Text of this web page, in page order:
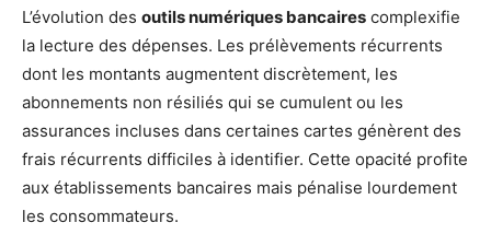
L’évolution des outils numériques bancaires complexifie
la lecture des dépenses. Les prélèvements récurrents
dont les montants augmentent discrètement, les
abonnements non résiliés qui se cumulent ou les
assurances incluses dans certaines cartes génèrent des
frais récurrents difficiles à identifier. Cette opacité profite
aux établissements bancaires mais pénalise lourdement
les consommateurs.